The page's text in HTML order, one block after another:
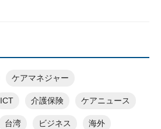
ケアマネジャー
ICT 介護保険 ケアニュース
台湾 ビジネス 海外